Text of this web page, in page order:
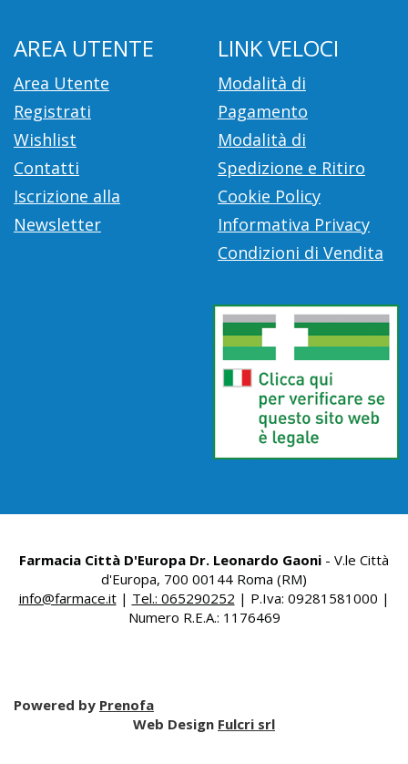
AREA UTENTE
Area Utente
Registrati
Wishlist
Contatti
Iscrizione alla
Newsletter
LINK VELOCI
Modalità di
Pagamento
Modalità di
Spedizione e Ritiro
Cookie Policy
Informativa Privacy
Condizioni di Vendita
Farmacia Città D'Europa Dr. Leonardo Gaoni - V.le Città
d'Europa, 700 00144 Roma (RM)
info@farmace.it| Tel.: 065290252 | P.Iva: 09281581000 |
Numero R.E.A.: 1176469
Powered by Prenofa
Web Design Fulcri srl